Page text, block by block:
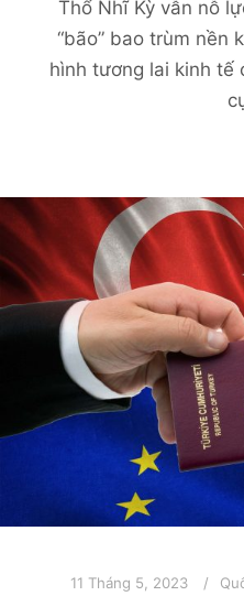
Thổ Nhĩ Kỳ vẫn nỗ
“bão” bao trùm nền
hình tương lai kinh tế
11 Tháng 5, 2023